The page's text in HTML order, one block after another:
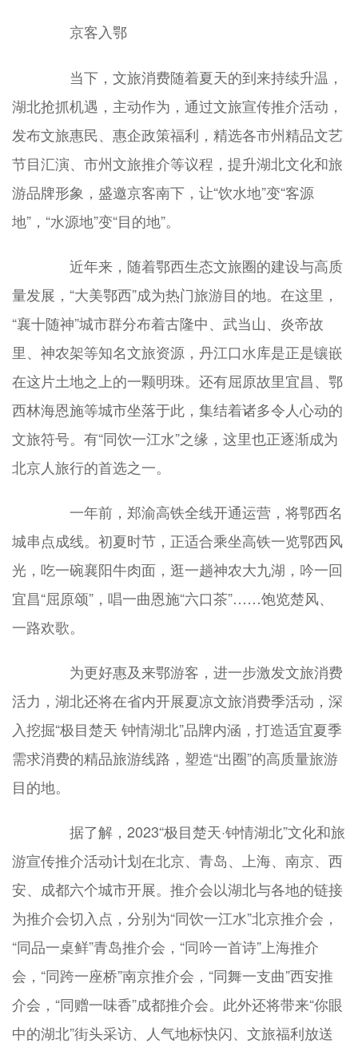
京客入鄂
当下，文旅消费随着夏天的到来持续升温，
湖北抢抓机遇，主动作为，通过文旅宣传推介活动，
发布文旅惠民、惠企政策福利，精选各市州精品文艺
节目汇演、市州文旅推介等议程，提升湖北文化和旅
游品牌形象，盛邀京客南下，让“饮水地”变“客源
地”，“水源地”变“目的地”。
近年来，随着鄂西生态文旅圈的建设与高质
量发展，“大美鄂西”成为热门旅游目的地。在这里，
“襄十随神”城市群分布着古隆中、武当山、炎帝故
里、神农架等知名文旅资源，丹江口水库是正是镶嵌
在这片土地之上的一颗明珠。还有屈原故里宜昌、鄂
西林海恩施等城市坐落于此，集结着诸多令人心动的
文旅符号。有“同饮一江水”之缘，这里也正逐渐成为
北京人旅行的首选之一。
一年前，郑渝高铁全线开通运营，将鄂西名
城串点成线。初夏时节，正适合乘坐高铁一览鄂西风
光，吃一碗襄阳牛肉面，逛一趟神农大九湖，吟一回
宜昌“屈原颂”，唱一曲恩施“六口茶”……饱览楚风、
一路欢歌。
为更好惠及来鄂游客，进一步激发文旅消费
活力，湖北还将在省内开展夏凉文旅消费季活动，深
入挖掘“极目楚天 钟情湖北”品牌内涵，打造适宜夏季
需求消费的精品旅游线路，塑造“出圈”的高质量旅游
目的地。
据了解，2023“极目楚天·钟情湖北”文化和旅
游宣传推介活动计划在北京、青岛、上海、南京、西
安、成都六个城市开展。推介会以湖北与各地的链接
为推介会切入点，分别为“同饮一江水”北京推介会，
“同品一桌鲜”青岛推介会，“同吟一首诗”上海推介
会，“同跨一座桥”南京推介会，“同舞一支曲”西安推
介会，“同赠一味香”成都推介会。此外还将带来“你眼
中的湖北”街头采访、人气地标快闪、文旅福利放送